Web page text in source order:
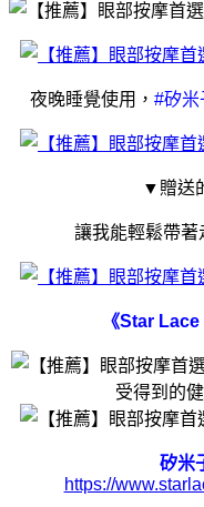
夜晚睡覺使用， #矽米
▼贈送
讓我能輕鬆帶著
《Star Lace
受得到的
矽米
https://